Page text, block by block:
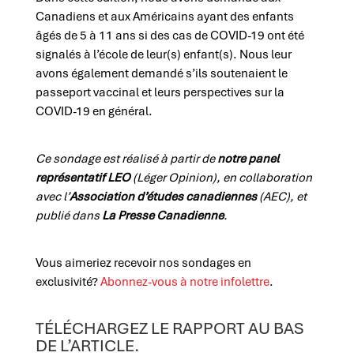
Canadiens et aux Américains ayant des enfants
âgés de 5 à 11 ans si des cas de COVID-19 ont été
signalés à l’école de leur(s) enfant(s). Nous leur
avons également demandé s’ils soutenaient le
passeport vaccinal et leurs perspectives sur la
COVID-19 en général.
Ce sondage est réalisé à partir denotre panel
représentatif LEO(Léger Opinion), en collaboration
avec l’Association d’études canadiennes(AEC), et
publié dansLa Presse Canadienne.
Vous aimeriez recevoir nos sondages en
exclusivité?Abonnez-vous à notre infolettre.
TÉLÉCHARGEZ LE RAPPORT AU BAS
DE L’ARTICLE.